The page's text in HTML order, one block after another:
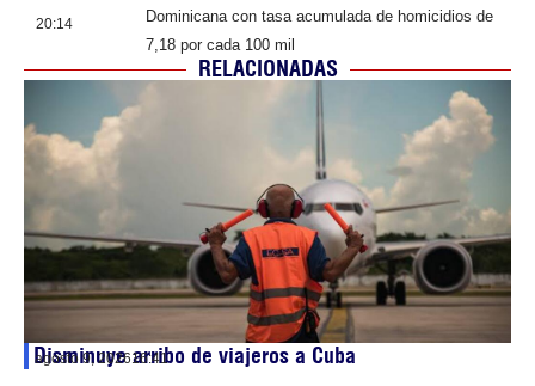
20:14
Dominicana con tasa acumulada de homicidios de
7,18 por cada 100 mil
RELACIONADAS
Disminuye arribo de viajeros a Cuba
agosto 9, 202616:41